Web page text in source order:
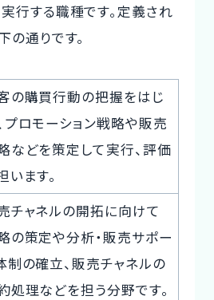
行する職種です。定義され
の通りです。
の購買行動の把握をはじ
プロモーション戦略や販売
などを策定して実行、評価
います。
チャネルの開拓に向けて
の策定や分析・販売サポー
制の確立、販売チャネルの
処理などを担う分野です。